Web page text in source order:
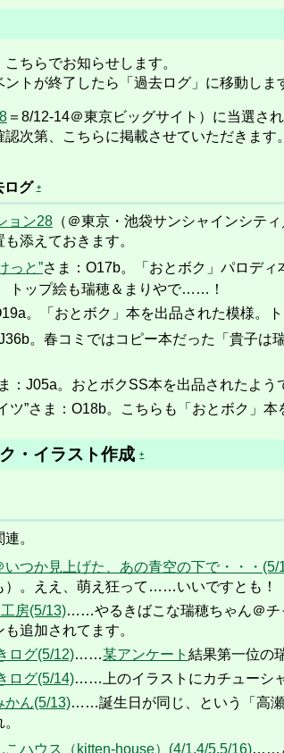
ちらでお知らせします。
トが終了したら「過去ログ」に移動しま
＝8/12-14＠東京ビッグサイト）に当選さ
次第、こちらに掲載させていただきます。
ログ +
ョン28（＠東京・池袋サンシャインシテ
添えておきます。
っと”さま
：O17b。「おとボク」パロデ
トップ絵も瑞穂＆まりやで……！
。「おとボク」本を出品された模様。
J36b。春コミではコピー本だった「貴子
：J05a。おとボクSS本を出品されたよう
ツ”さま：O18b。こちらも「おとボク」本
・イラスト作成+
。
いつか見上げた、あの青空の下で・・・(5/
）。ええ、萌え狂って……いいですとも！
房(5/13)……やるきばこな瑞穂ちゃん＠チ
追加されてます。
ログ(5/12)……某アンケート 結果第一位の
ログ(5/14)……上のイラストにカチューシ
かん(5/13)……誕生日が同じ、という「高瀬
こハウス（kitten-house）(4/1,4/5,5/16)……